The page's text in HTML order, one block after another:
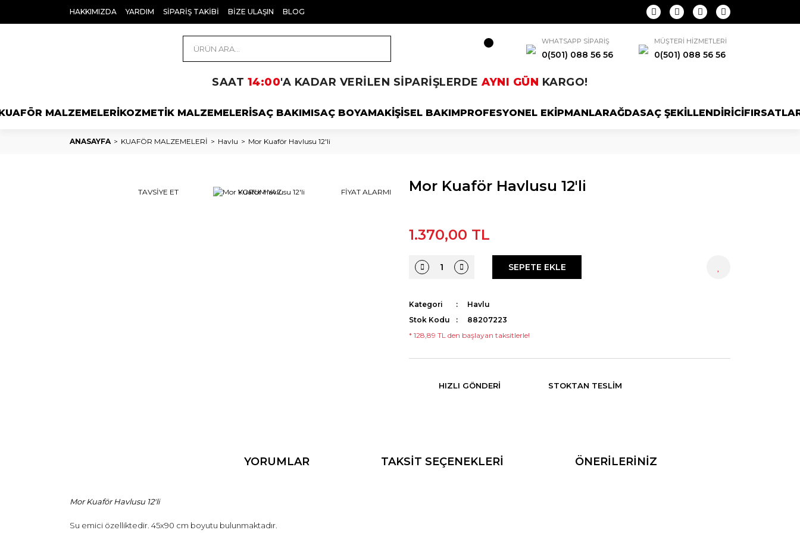
HAKKIMIZDA YARDIM SİPARİŞ TAKİBİ BİZE ULAŞIN BLOG
WHATSAPP SİPARİŞ
0(501) 088 56 56
MÜŞTERİ HİZMETLERİ
0(501) 088 56 56
SAAT 14:00'A KADAR VERİLEN SİPARİŞLERDEAYNI GÜN KARGO!
MALZEMELERİKOZMETİK MALZEMELERİSAÇ BAKIMISAÇ BOYAMAKİŞİSEL BAKIMPROFESYONEL EKİPMANLARAĞDASAÇ ŞEKİLLENDİRİCİ
ANASAYFA KUAFÖR MALZEMELERİ Havlu Mor Kuaför Havlusu 12'li
TAVSİYE ET YORUM YAZ FİYAT ALARMI Mor Kuaför Havlusu 12'li
1.370,00 TL
SEPETE EKLE
Kategori
Havlu
Stok Kodu
88207223
* 128,89 TL den başlayan taksitlerle!
HIZLI GÖNDERI STOKTAN TESLIM
YORUMLAR TAKSİT SEÇENEKLERİ ÖNERİLERİNİZ
Mor Kuaför Havlusu 12'li
Su emici özelliktedir. 45x90 cm boyutu bulunmaktadır.